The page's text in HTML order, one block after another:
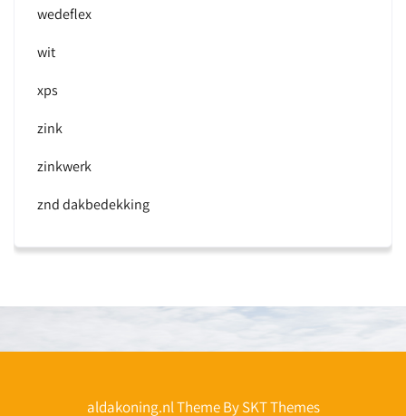
wedeflex
wit
xps
zink
zinkwerk
znd dakbedekking
aldakoning.nl Theme By SKT Themes